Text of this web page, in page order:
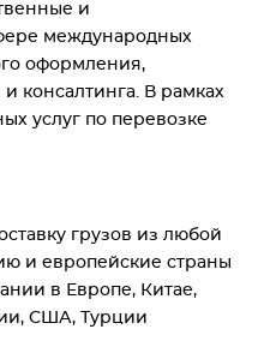
и
международных
оформления,
консалтинга. В рамках
услуг по перевозке
грузов из любой
и европейские страны
в Европе, Китае,
США, Турции